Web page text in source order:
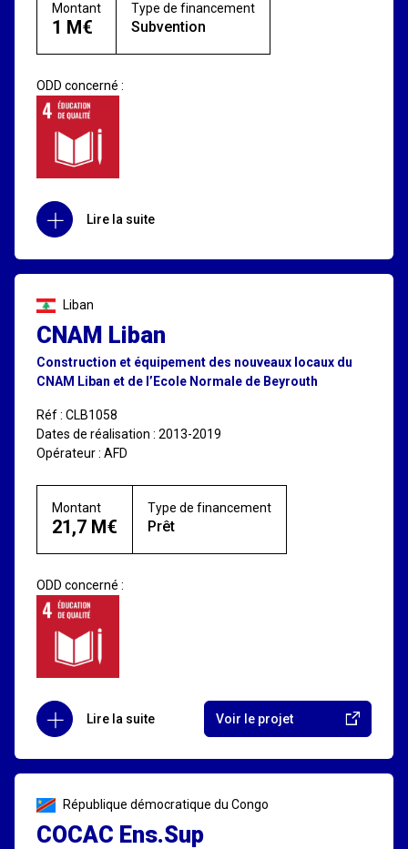
Montant
1 M€
Type de financement
Subvention
ODD concerné :
Lire la suite
Liban
CNAM Liban
Construction et équipement des nouveaux locaux du
CNAM Liban et de l’Ecole Normale de Beyrouth
Réf : CLB1058
Dates de réalisation : 2013-2019
Opérateur : AFD
Montant
21,7 M€
Type de financement
Prêt
ODD concerné :
Lire la suite Voir le projet
République démocratique du Congo
COCAC Ens.Sup